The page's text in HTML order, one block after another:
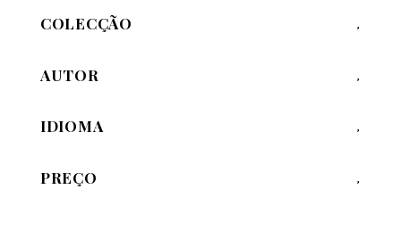
COLECÇÃO
AUTOR
IDIOMA
PREÇO